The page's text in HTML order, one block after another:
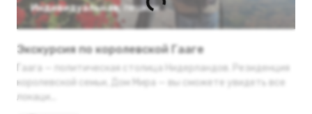
Индивидуальная, пешком
Экскурсия по королевской Гааге
Гаага — политическая столица Нидерландов. Резиденция
королевской семьи, Дом Мира — вы сможете увидеть все
локаци...